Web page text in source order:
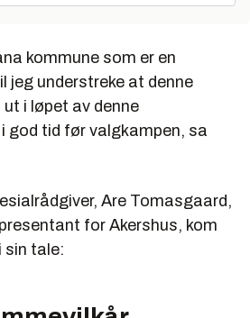
kommune som er en
jeg understreke at denne
i løpet av denne
god tid før valgkampen, sa
Are Tomasgaard,
for Akershus, kom
sin tale: